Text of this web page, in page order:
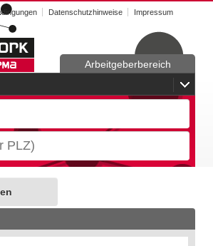
Datenschutzhinweise Impressum
Arbeitgeberbereich